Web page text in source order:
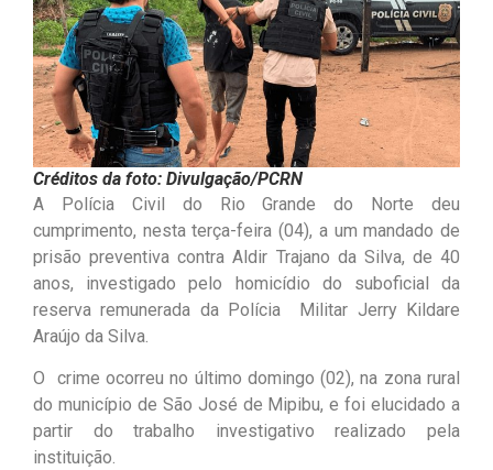
Créditos da foto: Divulgação/PCRN
A Polícia Civil do Rio Grande do Norte deu
cumprimento, nesta terça-feira (04), a um mandado de
prisão preventiva contra Aldir Trajano da Silva, de 40
anos, investigado pelo homicídio do suboficial da
reserva remunerada da Polícia Militar Jerry Kildare
Araújo da Silva.
O crime ocorreu no último domingo (02), na zona rural
do município de São José de Mipibu, e foi elucidado a
partir do trabalho investigativo realizado pela
instituição.